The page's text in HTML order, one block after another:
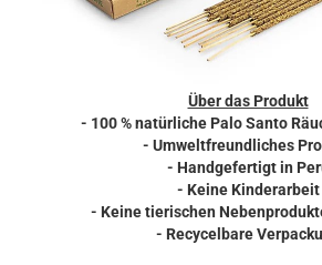
Über das Produkt
- 100 % natürliche Palo Santo
- Umweltfreundliches
- Handgefertigt in
- Keine Kinderarbeit
- Keine tierischen
- Recycelbare